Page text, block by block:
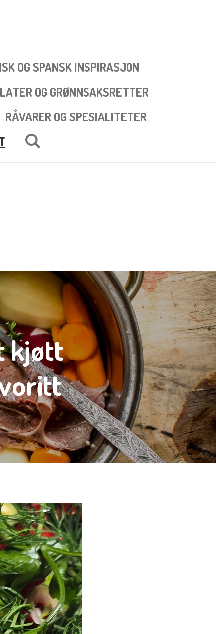
OG SPANSK INSPIRASJON
OG GRØNNSAKSRETTER
RÅVARER OG SPESIALITETER
kjøtt